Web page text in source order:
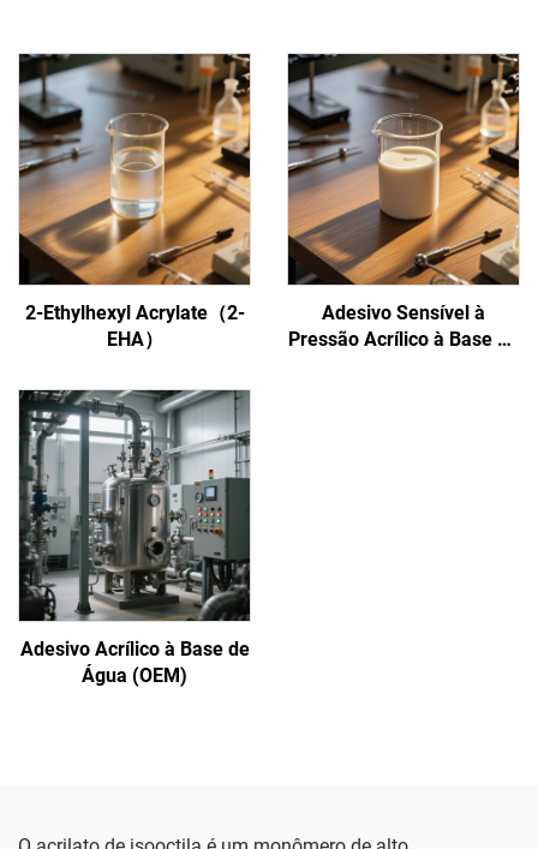
2-Ethylhexyl Acrylate（2-
EHA）
Adesivo Sensível à
Pressão Acrílico à Base de
Adesivo Acrílico à Base de
Água (OEM)